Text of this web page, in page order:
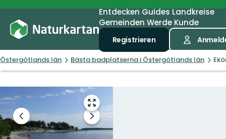
EntdeckenGuidesLandkreise
Gemeinden Werde Kunde
Registrieren
Östergötlands län Bästa badplatserna i Östergötlands län
Vollbild
öffnen
Vorheriger
Slide
Nächster
Slide